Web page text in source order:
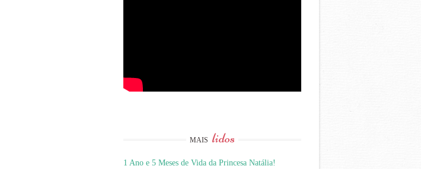
MAIS lidos
1 Ano e 5 Meses de Vida da Princesa Natália!